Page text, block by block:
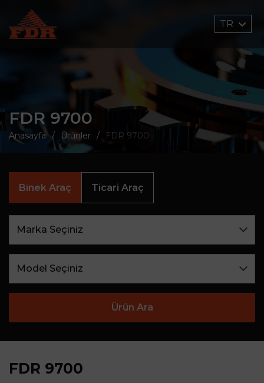
TR
FDR 9700
Anasayfa Ürünler FDR 9700
Binek Araç Ticari Araç
Ürün Ara
FDR 9700